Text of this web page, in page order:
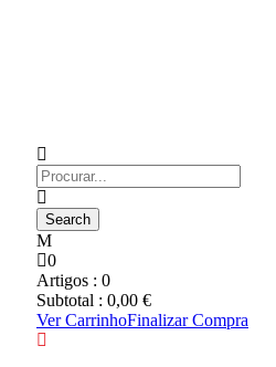
0
Artigos : 0
Subtotal : 0,00 €
Ver CarrinhoFinalizar Compra